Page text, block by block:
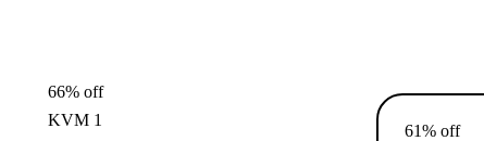
66% off
KVM 1
61% off